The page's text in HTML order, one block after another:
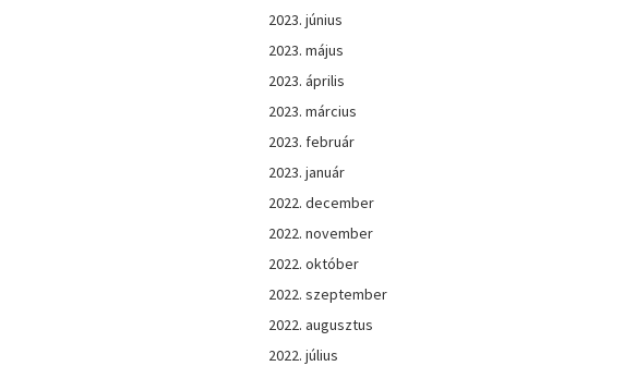
2023. június
2023. május
2023. április
2023. március
2023. február
2023. január
2022. december
2022. november
2022. október
2022. szeptember
2022. augusztus
2022. július